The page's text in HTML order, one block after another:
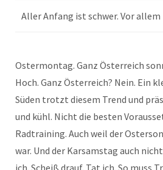
Aller Anfang ist schwer. Vor allem
Ostermontag. Ganz Österreich
Hoch. Ganz Österreich? Nein. Ein
Süden trotzt diesem Trend und
und kühl. Nicht die besten
Radtraining. Auch weil der
war. Und der Karsamstag auch
ich. Scheiß drauf. Tat ich. So muss